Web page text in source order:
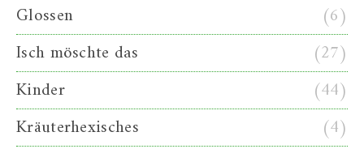
Glossen
(6)
Isch möschte das
(27)
Kinder
(44)
Kräuterhexisches
(4)